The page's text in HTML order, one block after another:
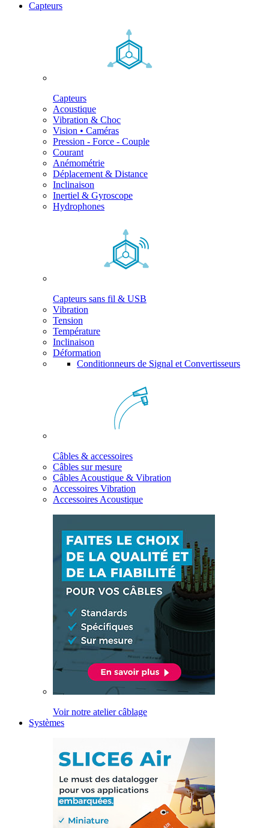
Capteurs
Capteurs
Acoustique
Vibration & Choc
Vision • Caméras
Pression - Force - Couple
Courant
Anémométrie
Déplacement & Distance
Inclinaison
Inertiel & Gyroscope
Hydrophones
Capteurs sans fil & USB
Vibration
Tension
Température
Inclinaison
Déformation
Conditionneurs de Signal et Convertisseurs
Câbles & accessoires
Câbles sur mesure
Câbles Acoustique & Vibration
Accessoires Vibration
Accessoires Acoustique
Voir notre atelier câblage
Systèmes